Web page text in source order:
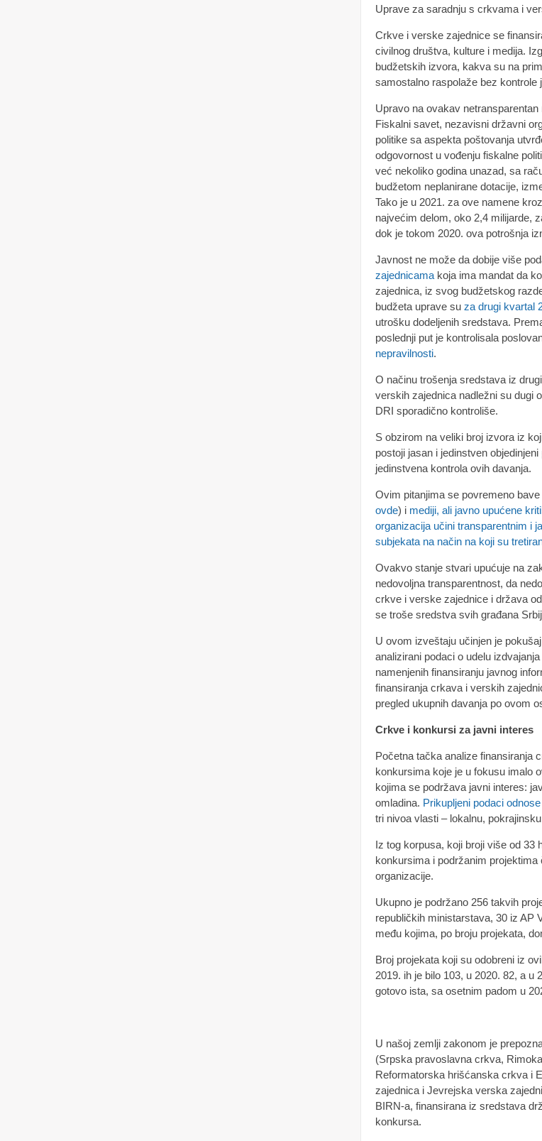
Uprave za saradnju s crkvama i
Crkve i verske zajednice se
civilnog društva, kulture i medija.
budžetskih izvora, kakva su na
samostalno raspolaže bez kontrole
Upravo na ovakav
Fiskalni savet, nezavisni državni
politike sa aspekta poštovanja
odgovornost u vođenju fiskalne
već nekoliko godina unazad, sa
budžetom neplanirane dotacije,
Tako je u 2021. za ove namene
najvećim delom, oko 2,4 milijarde,
dok je tokom 2020. ova potrošnja
Javnost ne može da dobije više
zajednicama koja ima mandat da
zajednica, iz svog budžetskog
budžeta uprave su za drugi kvartal
utrošku dodeljenih sredstava.
poslednji put je kontrolisala
nepravilnosti.
O načinu trošenja sredstava iz
verskih zajednica nadležni su dugi
DRI sporadično kontroliše.
S obzirom na veliki broj izvora iz
postoji jasan i jedinstven
jedinstvena kontrola ovih davanja.
Ovim pitanjima se povremeno
ovde) i mediji, ali javno upućene
organizacija učini transparentnim i
subjekata na način na koji su
Ovakvo stanje stvari upućuje na
nedovoljna transparentnost, da
crkve i verske zajednice i država
se troše sredstva svih građana
U ovom izveštaju učinjen je
analizirani podaci o udelu
namenjenih finansiranju javnog
finansiranja crkava i verskih
pregled ukupnih davanja po ovom
Crkve i konkursi za javni interes
Početna tačka analize finansiranja
konkursima koje je u fokusu imalo
kojima se podržava javni interes:
omladina. Prikupljeni podaci
tri nivoa vlasti – lokalnu,
Iz tog korpusa, koji broji više od 33
konkursima i podržanim
organizacije.
Ukupno je podržano 256 takvih
republičkih ministarstava, 30 iz AP
među kojima, po broju projekata,
Broj projekata koji su odobreni iz
2019. ih je bilo 103, u 2020. 82, a
gotovo ista, sa osetnim padom u
U našoj zemlji zakonom je
(Srpska pravoslavna crkva,
Reformatorska hrišćanska crkva i
zajednica i Jevrejska verska
BIRN-a, finansirana iz sredstava
konkursa.